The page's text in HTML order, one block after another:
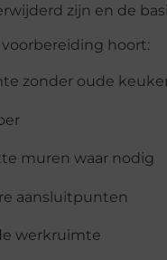
zijn en de
hoort:
zonder oude
muren waar nodig
aansluitpunten
werkruimte